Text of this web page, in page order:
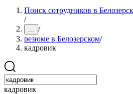
Поиск сотрудников в
/
... /
резюме в Белозерском/
кадровик
кадровик